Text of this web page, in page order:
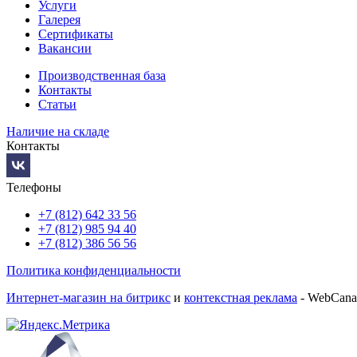
Услуги
Галерея
Сертификаты
Вакансии
Производственная база
Контакты
Статьи
Наличие на складе
Контакты
Телефоны
+7 (812) 642 33 56
+7 (812) 985 94 40
+7 (812) 386 56 56
Политика конфиденциальности
Интернет-магазин на битрикс и контекстная реклама -